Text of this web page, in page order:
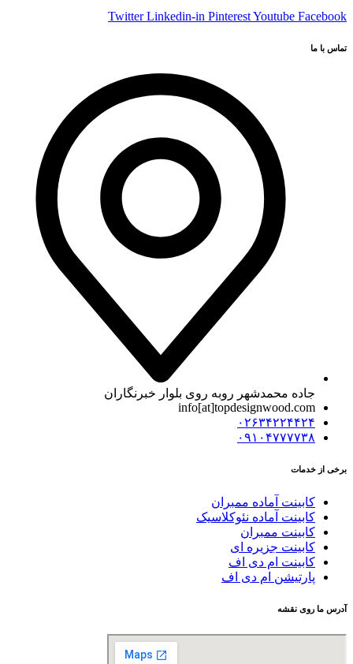
Twitter Linkedin-in PinterestYoutube Facebook
تماس با ما
جاده محمدشهر روبه روی بلوار خبرنگاران
info[at]topdesignwood.com
۰۲۶۳۴۲۲۴۴۲۴
۰۹۱۰۴۷۷۷۷۳۸
برخی از خدمات
کابینت آماده ممبران
کابینت آماده نئوکلاسیک
کابینت ممبران
کابینت جزیره ای
کابینت ام دی اف
پارتیشن ام دی اف
آدرس ما روی نقشه